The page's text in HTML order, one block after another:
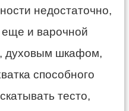
недостаточно,
еще и варочной
духовым шкафом,
способного
тесто,